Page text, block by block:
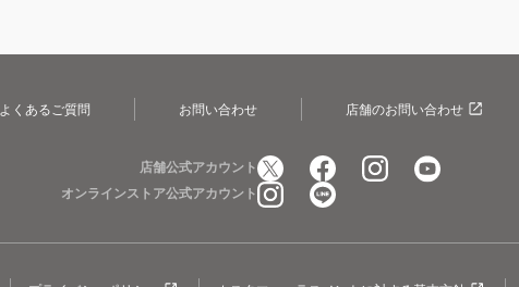
よくあるご質問 お問い合わせ 店舗のお問い合わせ
店舗公式アカウント
オンラインストア公式アカウント